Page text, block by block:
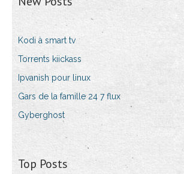
Kodi à smart tv
Torrents kiickass
Ipvanish pour linux
Gars de la famille 24 7 flux
Gyberghost
Top Posts